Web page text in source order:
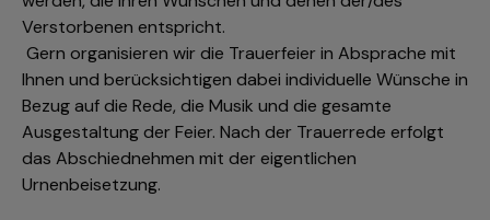
Verstorbenen entspricht.
Gern organisieren wir die Trauerfeier in Absprache mit
Ihnen und berücksichtigen dabei individuelle Wünsche in
Bezug auf die Rede, die Musik und die gesamte
Ausgestaltung der Feier. Nach der Trauerrede erfolgt
das Abschiednehmen mit der eigentlichen
Urnenbeisetzung.